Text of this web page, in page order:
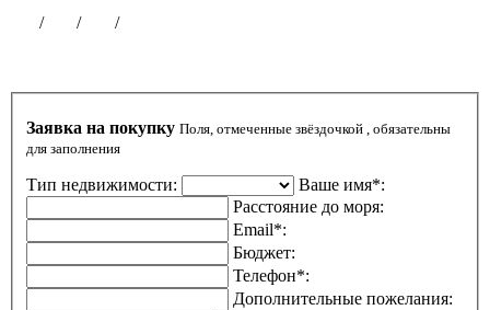
/ / /
Заявка на покупку Поля, отмеченные звёздочкой , обязательны
для заполнения
Тип недвижимости:
Ваше имя*:
Расстояние до моря:
Email*:
Бюджет:
Телефон*:
Дополнительные пожелания: